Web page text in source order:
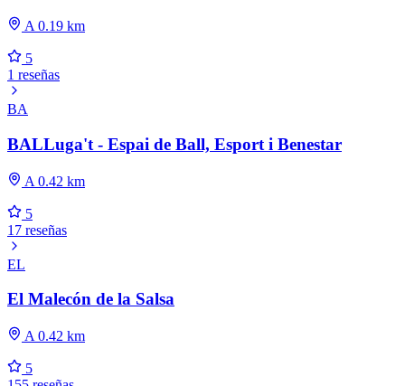
A 0.19 km
5
1 reseñas
BA
BALLuga't - Espai de Ball, Esport i Benestar
A 0.42 km
5
17 reseñas
EL
El Malecón de la Salsa
A 0.42 km
5